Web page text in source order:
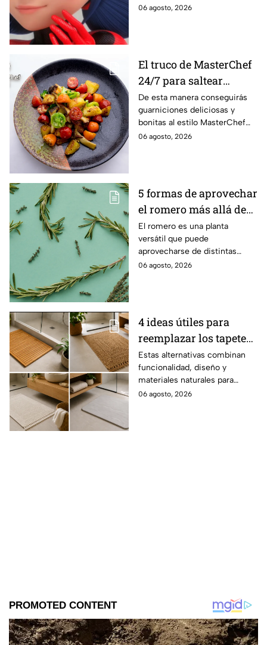
perfecto para guardar tus
06 agosto, 2026
El truco de MasterChef
24/7 para saltear
verduras crujientes y
con mucho color
De esta manera conseguirás
guarniciones deliciosas y
bonitas al estilo MasterChef
24/7.
06 agosto, 2026
5 formas de aprovechar
el romero más allá de
la cocina
El romero es una planta
versátil que puede
aprovecharse de distintas
maneras en el hogar, desde la
06 agosto, 2026
4 ideas útiles para
reemplazar los tapetes
de baño por opciones
más naturales y
aesthetics
Estas alternativas combinan
funcionalidad, diseño y
materiales naturales para
renovar tu baño.
06 agosto, 2026